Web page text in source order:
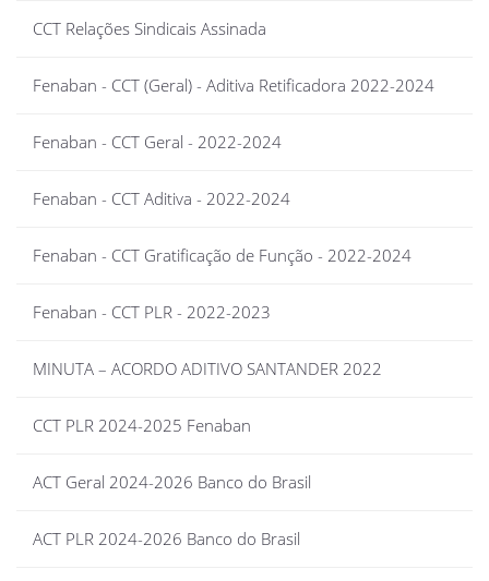
CCT Relações Sindicais Assinada
Fenaban - CCT (Geral) - Aditiva Retificadora 2022-2024
Fenaban - CCT Geral - 2022-2024
Fenaban - CCT Aditiva - 2022-2024
Fenaban - CCT Gratificação de Função - 2022-2024
Fenaban - CCT PLR - 2022-2023
MINUTA – ACORDO ADITIVO SANTANDER 2022
CCT PLR 2024-2025 Fenaban
ACT Geral 2024-2026 Banco do Brasil
ACT PLR 2024-2026 Banco do Brasil